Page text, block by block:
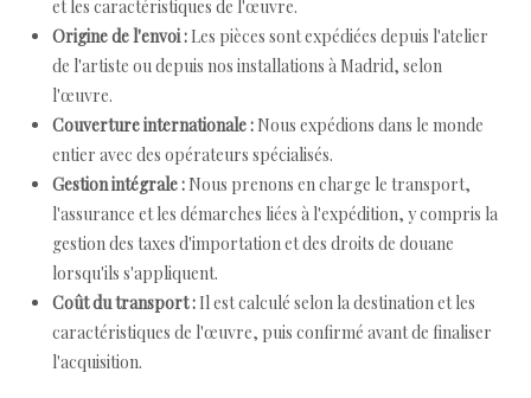
et les caractéristiques de l'œuvre.
Origine de l'envoi : Les pièces sont expédiées depuis l'atelier
de l'artiste ou depuis nos installations à Madrid, selon
l'œuvre.
Couverture internationale : Nous expédions dans le monde
entier avec des opérateurs spécialisés.
Gestion intégrale : Nous prenons en charge le transport,
l'assurance et les démarches liées à l'expédition, y compris la
gestion des taxes d'importation et des droits de douane
lorsqu'ils s'appliquent.
Coût du transport : Il est calculé selon la destination et les
caractéristiques de l'œuvre, puis confirmé avant de finaliser
l'acquisition.